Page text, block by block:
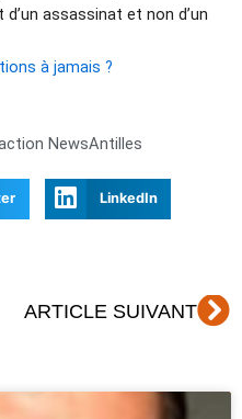
d’un assassinat et non d’un
à jamais ?
NewsAntilles
LinkedIn
ARTICLE SUIVANT